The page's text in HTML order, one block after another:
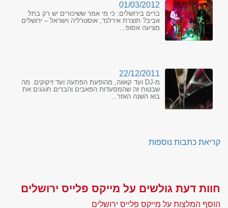
01/03/2012
ברים בירושלים: כי מי אמר ששיכורים יש רק בתל
אביב? תוצרת אירלנד, אוסטרליה וישראל – ירושלים
מציעה אסופ...
22/12/2011
מ-DJ ועד קאווה, מהופעת הפתעה ועד זיקוקים. מה
שבטוח זה שהמסעדות הפאבים והברים חוגגים את
בוא השנה האזר...
קריאת כתבות נוספות
חוות דעת גולשים על מייקס פלייס ירושלים
הוסף המלצות על מייקס פלייס ירושלים